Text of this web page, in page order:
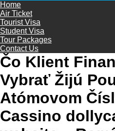
Home
Air Ticket
Tourist Visa
Student Visa
Tour Packages
Contact Us
Čo Klient
Vybrať Žijú
Atómovom
Cassino